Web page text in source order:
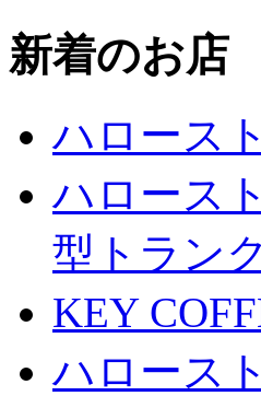
新着のお店
ハロース
ハロース
型トラン
KEY
ハロース